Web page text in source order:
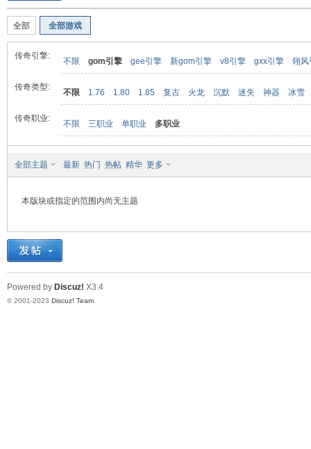
全部 全部游戏
传奇引擎:
不限 gom引擎 gee引擎 新gom引擎 v8引擎 gxx引擎 翎风
传奇类型:
不限 1.76 1.80 1.85 复古 火龙 沉默 迷失 神器 冰雪
传奇职业:
不限 三职业 单职业 多职业
全部主题 最新 热门 热帖 精华 更多
本版块或指定的范围内尚无主题
Powered by Discuz! X3.4
© 2001-2023 Discuz! Team.